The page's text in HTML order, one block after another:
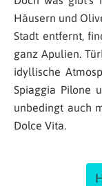
Häusern und
Stadt entfernt,
ganz Apulien.
idyllische
Spiaggia Pilone
unbedingt auch
Dolce Vita.